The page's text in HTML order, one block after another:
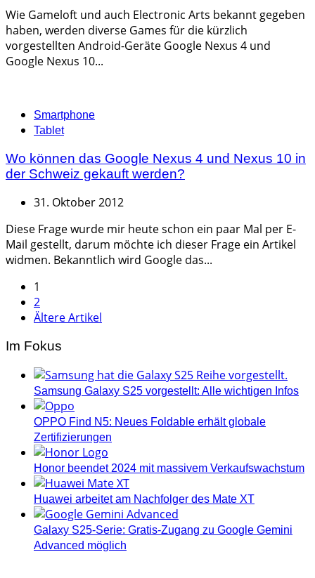
Wie Gameloft und auch Electronic Arts bekannt gegeben
haben, werden diverse Games für die kürzlich
vorgestellten Android-Geräte Google Nexus 4 und
Google Nexus 10...
Categories
Smartphone
Tablet
Wo können das Google Nexus 4 und Nexus 10 in
der Schweiz gekauft werden?
31. Oktober 2012
Diese Frage wurde mir heute schon ein paar Mal per E-
Mail gestellt, darum möchte ich dieser Frage ein Artikel
widmen. Bekanntlich wird Google das...
Seitennummerierung
der
Beiträge
1
2
Ältere Artikel
Im Fokus
Samsung Galaxy S25 vorgestellt: Alle wichtigen Infos
OPPO Find N5: Neues Foldable erhält globale
Zertifizierungen
Honor beendet 2024 mit massivem Verkaufswachstum
Huawei arbeitet am Nachfolger des Mate XT
Galaxy S25-Serie: Gratis-Zugang zu Google Gemini
Advanced möglich